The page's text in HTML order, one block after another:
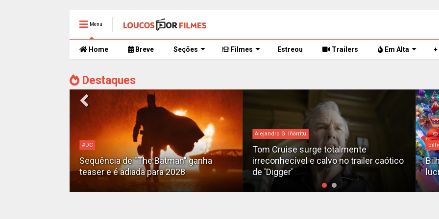
Menu
Home Breve Seções Filmes Estreou Trailers Em Alta +
Destaques
Alejandro G. Iñárritu
Tom Cruise surge totalmente
irreconhecível e calvo no trailer caótico
de 'Digger'
bilheteria
Bilheteria 2026: Os 10 filmes mais
lucrativos do ano até o momento
X-